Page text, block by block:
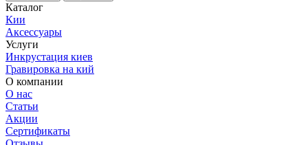
Каталог
Кии
Аксессуары
Услуги
Инкрустация киев
Гравировка на кий
О компании
О нас
Статьи
Акции
Сертификаты